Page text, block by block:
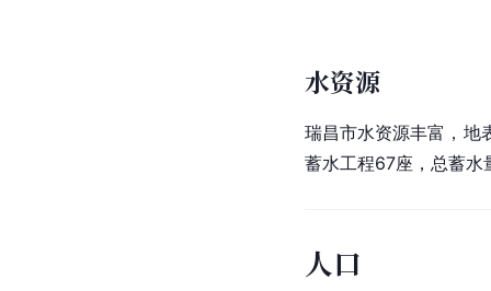
水资源
瑞昌市水资源丰富， 地
蓄水工程67座，总蓄水
人口